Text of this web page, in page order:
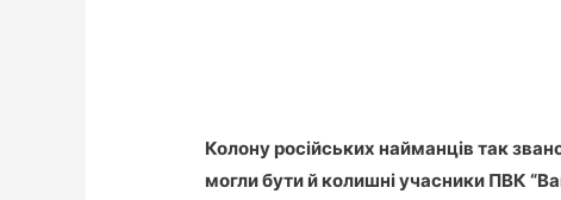
Колону російських найманців так
могли бути й колишні учасники ПВК